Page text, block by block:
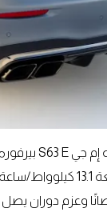
مدعومًا ببطارية